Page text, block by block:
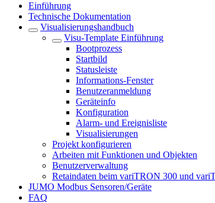
Einführung
Technische Dokumentation
Visualisierungshandbuch
Visu-Template Einführung
Bootprozess
Startbild
Statusleiste
Informations-Fenster
Benutzeranmeldung
Geräteinfo
Konfiguration
Alarm- und Ereignisliste
Visualisierungen
Projekt konfigurieren
Arbeiten mit Funktionen und Objekten
Benutzerverwaltung
Retaindaten beim variTRON 300 und
JUMO Modbus Sensoren/Geräte
FAQ